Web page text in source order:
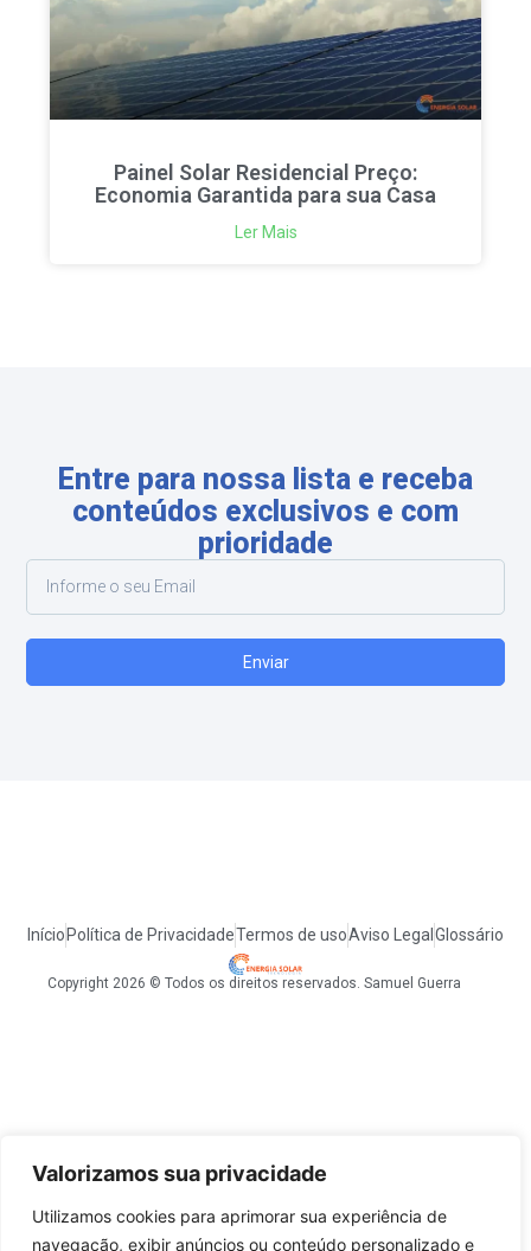
Valorizamos sua privacidade
Utilizamos cookies para aprimorar sua experiência de
navegação, exibir anúncios ou conteúdo personalizado e
Painel Solar Residencial Preço:
Economia Garantida para sua Casa
Ler Mais
Entre para nossa lista e receba
conteúdos exclusivos e com
prioridade
Enviar
Início Política de PrivacidadeTermos de usoAviso Legal Glossário
Copyright 2026 © Todos os direitos reservados. Samuel Guerra